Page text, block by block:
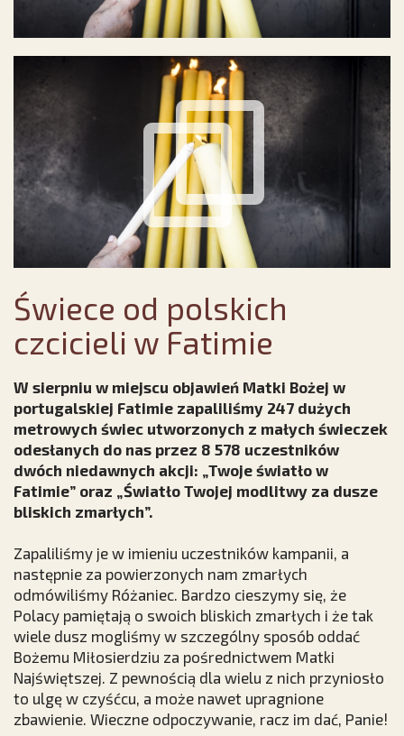
Świece od polskich
czcicieli w Fatimie
W sierpniu w miejscu objawień Matki Bożej w
portugalskiej Fatimie zapaliliśmy 247 dużych
metrowych świec utworzonych z małych świeczek
odesłanych do nas przez 8 578 uczestników
dwóch niedawnych akcji: „Twoje światło w
Fatimie” oraz „Światło Twojej modlitwy za dusze
bliskich zmarłych”.
Zapaliliśmy je w imieniu uczestników kampanii, a
następnie za powierzonych nam zmarłych
odmówiliśmy Różaniec. Bardzo cieszymy się, że
Polacy pamiętają o swoich bliskich zmarłych i że tak
wiele dusz mogliśmy w szczególny sposób oddać
Bożemu Miłosierdziu za pośrednictwem Matki
Najświętszej. Z pewnością dla wielu z nich przyniosło
to ulgę w czyśćcu, a może nawet upragnione
zbawienie. Wieczne odpoczywanie, racz im dać, Panie!